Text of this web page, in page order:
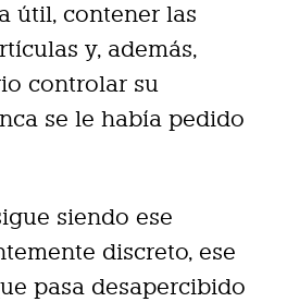
útil, contener las
y, además,
controlar su
se le había pedido
siendo ese
discreto, ese
pasa desapercibido